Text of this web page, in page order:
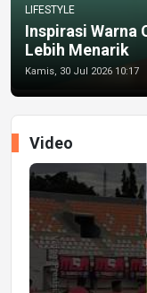
LIFESTYLE
Inspirasi Warna
Lebih Menarik
Kamis, 30 Jul 2026 10:17
Video